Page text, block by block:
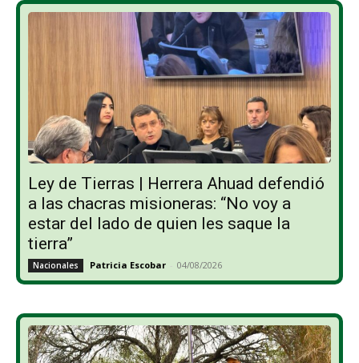
Ley de Tierras | Herrera Ahuad defendió
a las chacras misioneras: “No voy a
estar del lado de quien les saque la
tierra”
Nacionales Patricia Escobar - 04/08/2026